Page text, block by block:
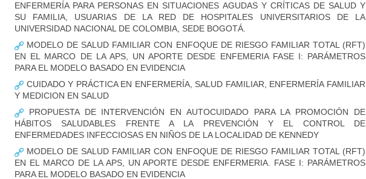
ENFERMERÍA PARA PERSONAS EN SITUACIONES AGUDAS Y CRÍTICAS DE SALUD Y
SU FAMILIA, USUARIAS DE LA RED DE HOSPITALES UNIVERSITARIOS DE LA
UNIVERSIDAD NACIONAL DE COLOMBIA, SEDE BOGOTÁ.
MODELO DE SALUD FAMILIAR CON ENFOQUE DE RIESGO FAMILIAR TOTAL (RFT)
EN EL MARCO DE LA APS, UN APORTE DESDE ENFEMERIA FASE I: PARÁMETROS
PARA EL MODELO BASADO EN EVIDENCIA
CUIDADO Y PRÁCTICA EN ENFERMERÍA, SALUD FAMILIAR, ENFERMERÍA FAMILIAR
Y MEDICION EN SALUD
PROPUESTA DE INTERVENCIÓN EN AUTOCUIDADO PARA LA PROMOCIÓN DE
HÁBITOS SALUDABLES FRENTE A LA PREVENCIÓN Y EL CONTROL DE
ENFERMEDADES INFECCIOSAS EN NIÑOS DE LA LOCALIDAD DE KENNEDY
MODELO DE SALUD FAMILIAR CON ENFOQUE DE RIESGO FAMILIAR TOTAL (RFT)
EN EL MARCO DE LA APS, UN APORTE DESDE ENFERMERIA. FASE I: PARÁMETROS
PARA EL MODELO BASADO EN EVIDENCIA